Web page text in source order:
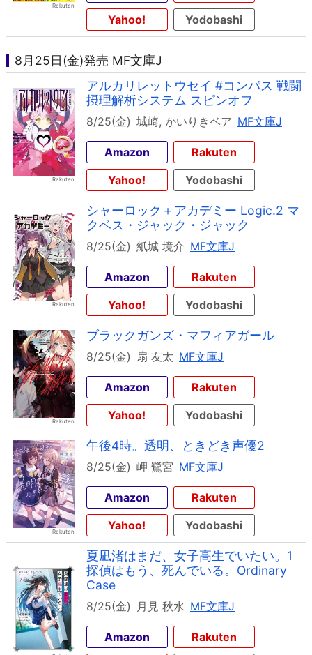
Yahoo!
Yodobashi
8月25日(金)発売 MF文庫J
アルカリレットウセイ #コンパス 戦闘
摂理解析システム スピンオフ
8/25(金) 城崎, かいりきベア MF文庫J
Amazon
Rakuten
Yahoo!
Yodobashi
シャーロック＋アカデミー Logic.2 マ
クベス・ジャック・ジャック
8/25(金) 紙城 境介 MF文庫J
Amazon
Rakuten
Yahoo!
Yodobashi
ブラックガンズ・マフィアガール
8/25(金) 扇 友太 MF文庫J
Amazon
Rakuten
Yahoo!
Yodobashi
午後4時。透明、ときどき声優2
8/25(金) 岬 鷺宮 MF文庫J
Amazon
Rakuten
Yahoo!
Yodobashi
夏凪渚はまだ、女子高生でいたい。1
探偵はもう、死んでいる。Ordinary
Case
8/25(金) 月見 秋水 MF文庫J
Amazon
Rakuten